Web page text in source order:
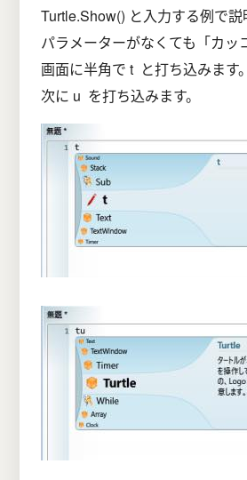
Turtle.Show() と入力する例で説
パラメーターがなくても「カッ
画面に半角で t と打ち込みます。
次に u を打ち込みます。